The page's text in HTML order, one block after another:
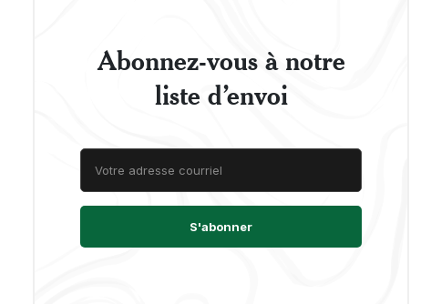
Abonnez-vous à notre
liste d’envoi